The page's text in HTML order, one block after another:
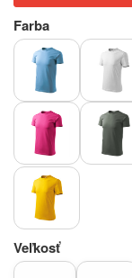
Farba
Veľkosť